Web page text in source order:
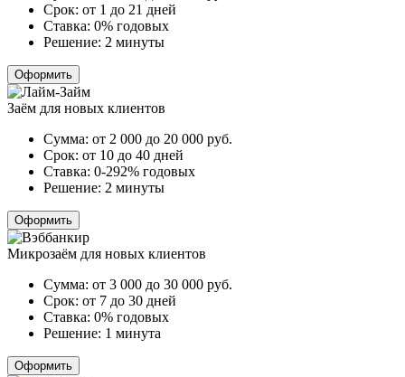
Срок: от 1 до 21 дней
Ставка: 0% годовых
Решение: 2 минуты
Оформить
Заём для новых клиентов
Сумма: от 2 000 до 20 000 руб.
Срок: от 10 до 40 дней
Ставка: 0-292% годовых
Решение: 2 минуты
Оформить
Микрозаём для новых клиентов
Сумма: от 3 000 до 30 000 руб.
Срок: от 7 до 30 дней
Ставка: 0% годовых
Решение: 1 минута
Оформить